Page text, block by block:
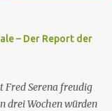
– Der Report der
Fred Serena freudig
drei Wochen würden